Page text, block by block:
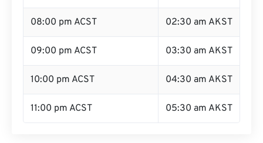
08:00 pm ACST 02:30 am AKST
09:00 pm ACST 03:30 am AKST
10:00 pm ACST 04:30 am AKST
11:00 pm ACST 05:30 am AKST